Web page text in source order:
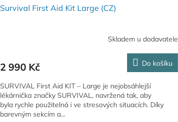
Survival First Aid Kit Large (CZ)
Skladem u dodavatele
2 990 Kč Do košíku
SURVIVAL First Aid KIT – Large je nejobsáhlejší
lékárnička značky SURVIVAL, navržená tak, aby
byla rychle použitelná i ve stresových situacích. Díky
barevným sekcím a...